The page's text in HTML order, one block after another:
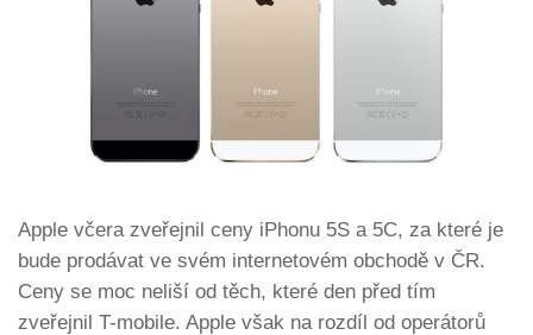
Apple včera zveřejnil ceny iPhonu 5S a 5C, za které je
bude prodávat ve svém internetovém obchodě v ČR.
Ceny se moc neliší od těch, které den před tím
zveřejnil T-mobile. Apple však na rozdíl od operátorů